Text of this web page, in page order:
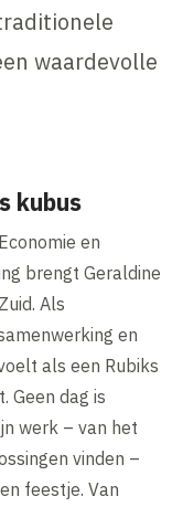
waardevolle
kubus
en
brengt Geraldine
Als
en
als een Rubiks
Geen dag is
werk – van het
vinden –
feestje. Van